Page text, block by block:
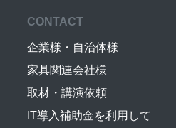
CONTACT
企業様・自治体様
家具関連会社様
取材・講演依頼
IT導入補助金を利用して